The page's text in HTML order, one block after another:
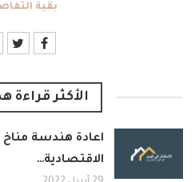
بقية
الأكثر قراءة
اعادة هندسة مناخ
الاقتصادية…